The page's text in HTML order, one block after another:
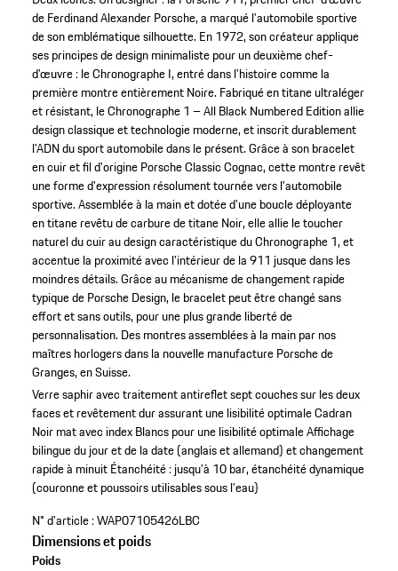
de Ferdinand Alexander Porsche, a marqué l’automobile sportive
de son emblématique silhouette. En 1972, son créateur applique
ses principes de design minimaliste pour un deuxième chef-
d’œuvre : le Chronographe I, entré dans l’histoire comme la
première montre entièrement Noire. Fabriqué en titane ultraléger
et résistant, le Chronographe 1 – All Black Numbered Edition allie
design classique et technologie moderne, et inscrit durablement
l'ADN du sport automobile dans le présent. Grâce à son bracelet
en cuir et fil d'origine Porsche Classic Cognac, cette montre revêt
une forme d'expression résolument tournée vers l'automobile
sportive. Assemblée à la main et dotée d'une boucle déployante
en titane revêtu de carbure de titane Noir, elle allie le toucher
naturel du cuir au design caractéristique du Chronographe 1, et
accentue la proximité avec l'intérieur de la 911 jusque dans les
moindres détails. Grâce au mécanisme de changement rapide
typique de Porsche Design, le bracelet peut être changé sans
effort et sans outils, pour une plus grande liberté de
personnalisation. Des montres assemblées à la main par nos
maîtres horlogers dans la nouvelle manufacture Porsche de
Granges, en Suisse.
Verre saphir avec traitement antireflet sept couches sur les deux
faces et revêtement dur assurant une lisibilité optimaleCadran
Noir mat avec index Blancs pour une lisibilité optimaleAffichage
bilingue du jour et de la date (anglais et allemand) et changement
rapide à minuit Étanchéité : jusqu'à 10 bar, étanchéité dynamique
(couronne et poussoirs utilisables sous l'eau)
N° d'article :WAP07105426LBC
Dimensions et poids
Poids